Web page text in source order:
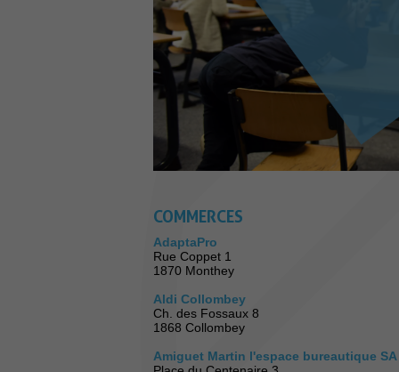
COMMERCES
AdaptaPro
Rue Coppet 1
1870 Monthey
Aldi Collombey
Ch. des Fossaux 8
1868 Collombey
Amiguet Martin l'espace bureautique SA